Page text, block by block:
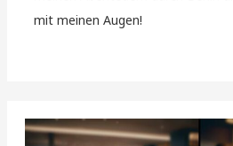
mit meinen Augen!